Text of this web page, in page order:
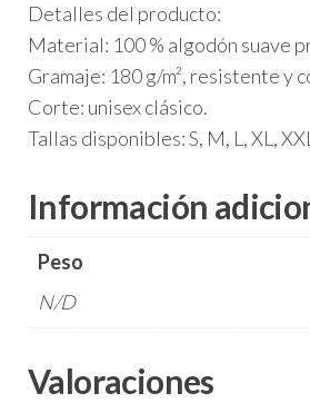
Detalles del producto:
Material: 100 % algodón suave
Gramaje: 180 g/m², resistente y
Corte: unisex clásico.
Tallas disponibles: S, M, L, XL,
Información
Peso
N/D
Valoraciones